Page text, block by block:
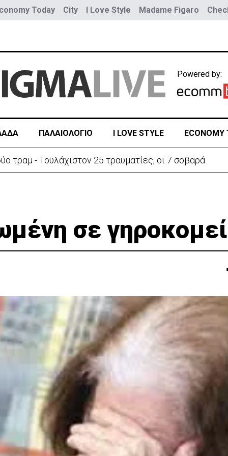
Today City I Love Style Madame Figaro
Powered by:
ΠΑΛΑΙΟΛΟΓΙΟ I LOVE STYLE ECONOMY
τραμ - Τουλάχιστον 25 τραυματίες, οι 7 σοβαρά
σε